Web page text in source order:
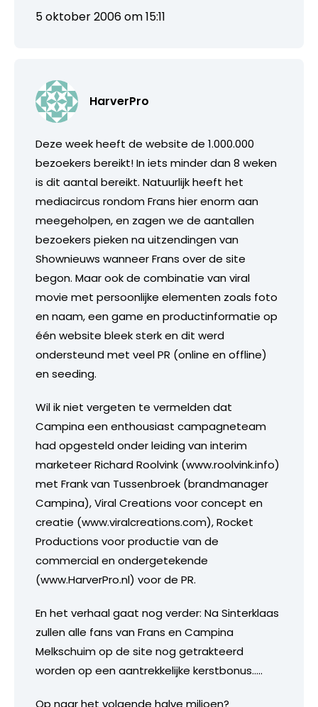
5 oktober 2006 om 15:11
HarverPro
Deze week heeft de website de 1.000.000
bezoekers bereikt! In iets minder dan 8 weken
is dit aantal bereikt. Natuurlijk heeft het
mediacircus rondom Frans hier enorm aan
meegeholpen, en zagen we de aantallen
bezoekers pieken na uitzendingen van
Shownieuws wanneer Frans over de site
begon. Maar ook de combinatie van viral
movie met persoonlijke elementen zoals foto
en naam, een game en productinformatie op
één website bleek sterk en dit werd
ondersteund met veel PR (online en offline)
en seeding.
Wil ik niet vergeten te vermelden dat
Campina een enthousiast campagneteam
had opgesteld onder leiding van interim
marketeer Richard Roolvink (www.roolvink.info)
met Frank van Tussenbroek (brandmanager
Campina), Viral Creations voor concept en
creatie (www.viralcreations.com), Rocket
Productions voor productie van de
commercial en ondergetekende
(www.HarverPro.nl) voor de PR.
En het verhaal gaat nog verder: Na Sinterklaas
zullen alle fans van Frans en Campina
Melkschuim op de site nog getrakteerd
worden op een aantrekkelijke kerstbonus…..
Op naar het volgende halve miljoen?